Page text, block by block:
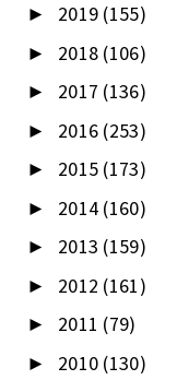
► 2019 (155)
► 2018 (106)
► 2017 (136)
► 2016 (253)
► 2015 (173)
► 2014 (160)
► 2013 (159)
► 2012 (161)
► 2011 (79)
► 2010 (130)